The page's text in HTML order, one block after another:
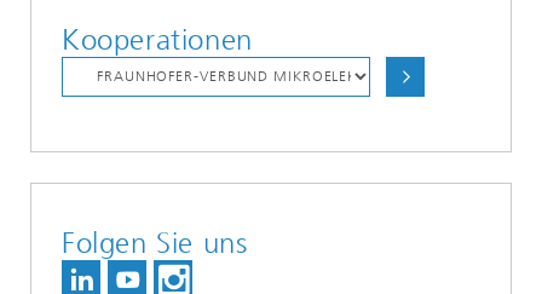
Kooperationen
Folgen Sie uns